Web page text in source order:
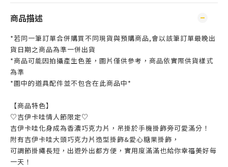
商品描述
*若同一筆訂單合併購買不同現貨與預購商品,會以該筆訂單最晚出
貨日期之商品為準一併出貨
*商品可能因拍攝產生色差，圖片僅供參考，商品依實際供貨樣式
為準
*圖中的道具配件並不包含在此商品中*
【商品特色】
♡吉伊卡哇情人節限定♡
吉伊卡哇化身成為香濃巧克力片，吊掛於手機掛飾旁可愛滿分！
附有吉伊卡哇大頭巧克力片造型掛飾&愛心糖果掛飾，
可調節掛繩長短，出遊外出都方便，實用度滿滿也給你幸福美好每
一天！